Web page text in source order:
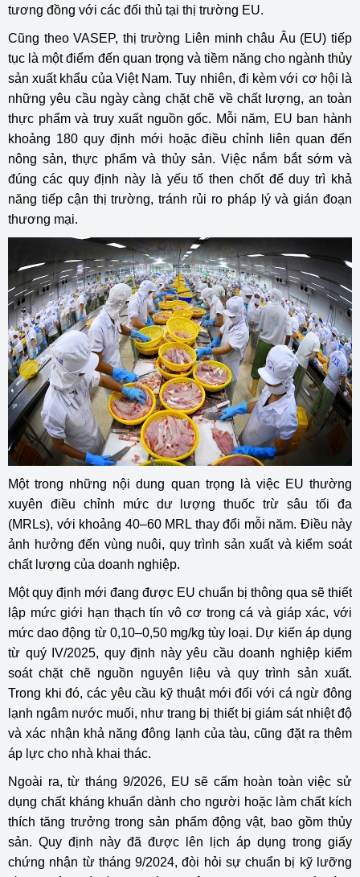
tương đồng với các đối thủ tại thị trường EU.
Cũng theo VASEP, thị trường Liên minh châu Âu (EU) tiếp
tục là một điểm đến quan trọng và tiềm năng cho ngành thủy
sản xuất khẩu của Việt Nam. Tuy nhiên, đi kèm với cơ hội là
những yêu cầu ngày càng chặt chẽ về chất lượng, an toàn
thực phẩm và truy xuất nguồn gốc. Mỗi năm, EU ban hành
khoảng 180 quy định mới hoặc điều chỉnh liên quan đến
nông sản, thực phẩm và thủy sản. Việc nắm bắt sớm và
đúng các quy định này là yếu tố then chốt để duy trì khả
năng tiếp cận thị trường, tránh rủi ro pháp lý và gián đoạn
thương mại.
Một trong những nội dung quan trọng là việc EU thường
xuyên điều chỉnh mức dư lượng thuốc trừ sâu tối đa
(MRLs), với khoảng 40–60 MRL thay đổi mỗi năm. Điều này
ảnh hưởng đến vùng nuôi, quy trình sản xuất và kiểm soát
chất lượng của doanh nghiệp.
Một quy định mới đang được EU chuẩn bị thông qua sẽ thiết
lập mức giới hạn thạch tín vô cơ trong cá và giáp xác, với
mức dao động từ 0,10–0,50 mg/kg tùy loại. Dự kiến áp dụng
từ quý IV/2025, quy định này yêu cầu doanh nghiệp kiểm
soát chặt chẽ nguồn nguyên liệu và quy trình sản xuất.
Trong khi đó, các yêu cầu kỹ thuật mới đối với cá ngừ đông
lạnh ngâm nước muối, như trang bị thiết bị giám sát nhiệt độ
và xác nhận khả năng đông lạnh của tàu, cũng đặt ra thêm
áp lực cho nhà khai thác.
Ngoài ra, từ tháng 9/2026, EU sẽ cấm hoàn toàn việc sử
dụng chất kháng khuẩn dành cho người hoặc làm chất kích
thích tăng trưởng trong sản phẩm động vật, bao gồm thủy
sản. Quy định này đã được lên lịch áp dụng trong giấy
chứng nhận từ tháng 9/2024, đòi hỏi sự chuẩn bị kỹ lưỡng